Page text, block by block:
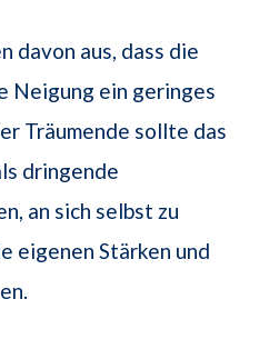
davon aus, dass die
Neigung ein geringes
Träumende sollte das
dringende
an sich selbst zu
eigenen Stärken und